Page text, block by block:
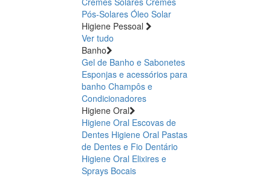
Pós-Solares Óleo Solar
Higiene Pessoal
Ver tudo
Banho
Gel de Banho e Sabonetes
Esponjas e acessórios para
banho Champôs e
Condicionadores
Higiene Oral
Higiene Oral Escovas de
Dentes Higiene Oral Pastas
de Dentes e Fio Dentário
Higiene Oral Elixires e
Sprays Bocais